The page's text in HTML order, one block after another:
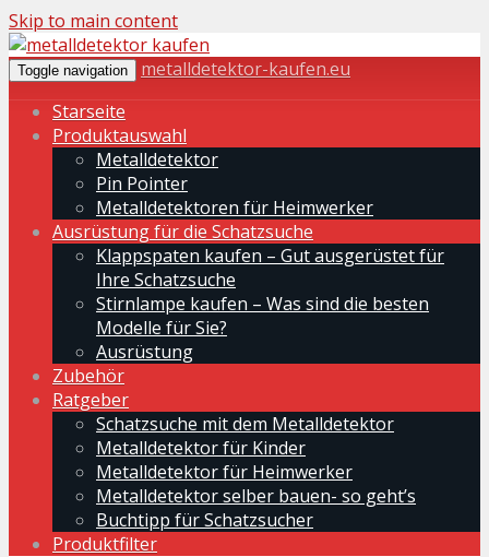
Skip to main content
Toggle navigation
metalldetektor-kaufen.eu
Starseite
Produktauswahl
Metalldetektor
Pin Pointer
Metalldetektoren für Heimwerker
Ausrüstung für die Schatzsuche
Klappspaten kaufen – Gut ausgerüstet für
Ihre Schatzsuche
Stirnlampe kaufen – Was sind die besten
Modelle für Sie?
Ausrüstung
Zubehör
Ratgeber
Schatzsuche mit dem Metalldetektor
Metalldetektor für Kinder
Metalldetektor für Heimwerker
Metalldetektor selber bauen- so geht’s
Buchtipp für Schatzsucher
Produktfilter